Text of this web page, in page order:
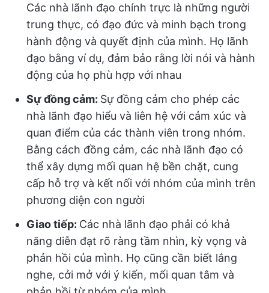
Các nhà lãnh đạo chính trực là những người
trung thực, có đạo đức và minh bạch trong
hành động và quyết định của mình. Họ lãnh
đạo bằng ví dụ, đảm bảo rằng lời nói và hành
động của họ phù hợp với nhau
Sự đồng cảm: Sự đồng cảm cho phép các
nhà lãnh đạo hiểu và liên hệ với cảm xúc và
quan điểm của các thành viên trong nhóm.
Bằng cách đồng cảm, các nhà lãnh đạo có
thể xây dựng mối quan hệ bền chặt, cung
cấp hỗ trợ và kết nối với nhóm của mình trên
phương diện con người
Giao tiếp: Các nhà lãnh đạo phải có khả
năng diễn đạt rõ ràng tầm nhìn, kỳ vọng và
phản hồi của mình. Họ cũng cần biết lắng
nghe, cởi mở với ý kiến, mối quan tâm và